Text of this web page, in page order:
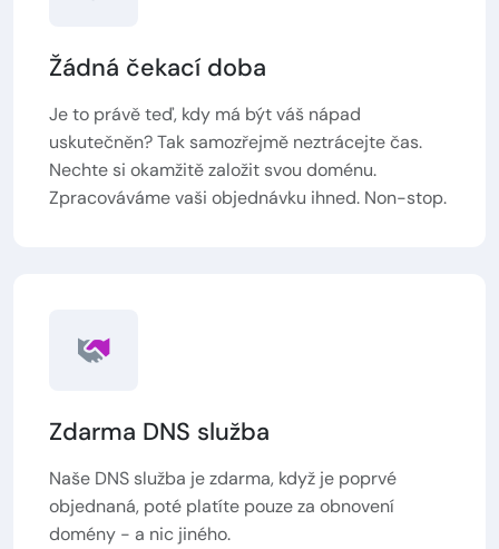
Žádná čekací doba
Je to právě teď, kdy má být váš nápad
uskutečněn? Tak samozřejmě neztrácejte čas.
Nechte si okamžitě založit svou doménu.
Zpracováváme vaši objednávku ihned. Non-stop.
Zdarma DNS služba
Naše DNS služba je zdarma, když je poprvé
objednaná, poté platíte pouze za obnovení
domény - a nic jiného.